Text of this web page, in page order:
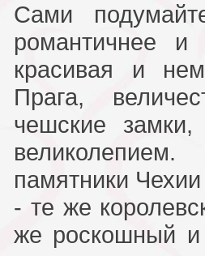
Сами
романтичнее и
красивая и
Прага,
чешские
великолепием.
памятники
- те же
же роскошный